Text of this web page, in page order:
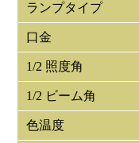
ランプタイプ
口金
1/2 照度角
1/2 ビーム角
色温度